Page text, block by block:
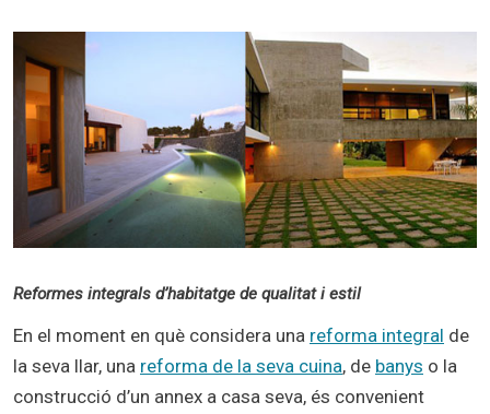
Reformes integrals d’habitatge de qualitat i estil
En el moment en què considera una reforma integral de
la seva llar, una reforma de la seva cuina, de banys o la
construcció d’un annex a casa seva, és convenient